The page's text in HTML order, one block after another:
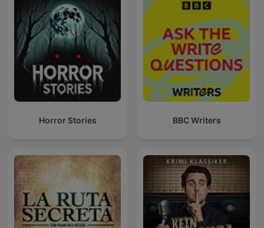
Horror Stories BBC Writers